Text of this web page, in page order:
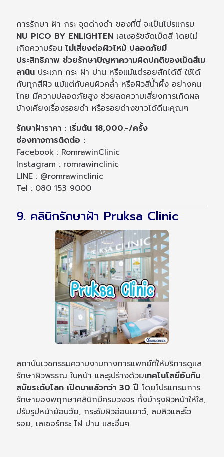
การรักษา ฝ้า กระ จุดด่างดำ ของที่นี่ จะเป็นโปรแกรม
NU PICO BY ENLIGHTEN เลเซอร์ขจัดเม็ดสี โดยไม่
เกิดความร้อนไม่เสี่ยงต่อผิวไหม้ ปลอดภัยมี
ประสิทธิภาพ ช่วยรักษาปัญหาความผิดปกติของเม็ดสีเม
ลานิน ประเภท กระ ฝ้า ปาน หรือแม้แต่รอยสักได้ดี ใช้ได้
กับทุกสีผิว แม้แต่กับคนผิวคล้ำ หรือผิวสีน้ำผึ้ง อย่างคน
ไทย มีความปลอดภัยสูง ช่วยลดความเสี่ยงการเกิดผล
ข้างเคียงเรื่องรอยดำ หรือรอยด่างขาวได้ดีนะคุณๆ
รักษาฝ้าราคา : เริ่มต้น 18,000.-/ครั้ง
ช่องทางการติดต่อ :
Facebook : RomrawinClinic
Instagram : romrawinclinic
LINE : @romrawinclinic
Tel : 080 153 9000
9. คลินิกรักษาฝ้า Pruksa Clinic
สถาบันเวชกรรมความงามทางการแพทย์ที่ให้บริการดูแล
รักษาผิวพรรณ ใบหน้า และรูปร่างด้วยเทคโนโลยีอันทัน
สมัยระดับโลก เปิดมาแล้วกว่า 30 ปี โดยโปรแกรมการ
รักษาของพฤกษาคลินิกมีครบวงจร ทั้งบำรุงผิวหน้าให้ใส,
ปรับรูปหน้าย้อนวัย, กระชับผิวอ่อนเยาว์, ลบสิวและริ้ว
รอย, เลเซอร์กระ ไฝ ปาน และอื่นๆ